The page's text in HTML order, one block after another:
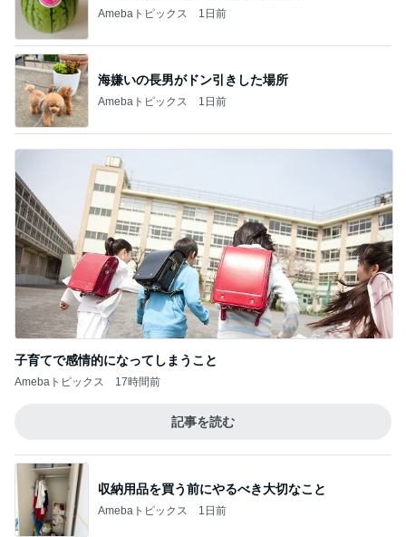
Amebaトピックス 1日前
海嫌いの長男がドン引きした場所
Amebaトピックス 1日前
子育てで感情的になってしまうこと
Amebaトピックス 17時間前
記事を読む
収納用品を買う前にやるべき大切なこと
Amebaトピックス 1日前